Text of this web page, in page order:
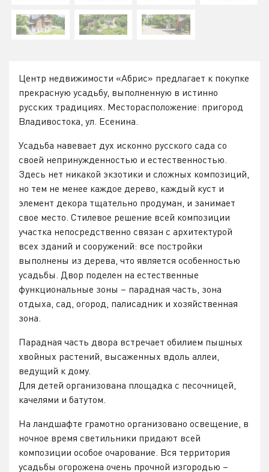
Центр недвижимости «Абрис» предлагает к покупке
прекрасную усадьбу, выполненную в истинно
русских традициях. Месторасположение: пригород
Владивостока, ул. Есенина.
Усадьба навевает дух исконно русского сада со
своей непринужденностью и естественностью.
Здесь нет никакой экзотики и сложных композиций,
но тем не менее каждое дерево, каждый куст и
элемент декора тщательно продуман, и занимает
свое место. Стилевое решение всей композиции
участка непосредственно связан с архитектурой
всех зданий и сооружений: все постройки
выполнены из дерева, что является особенностью
усадьбы. Двор поделен на естественные
функциональные зоны – парадная часть, зона
отдыха, сад, огород, палисадник и хозяйственная
зона.
Парадная часть двора встречает обилием пышных
хвойных растений, высаженных вдоль аллеи,
ведущий к дому.
Для детей организована площадка с песочницей,
качелями и батутом.
На ландшафте грамотно организовано освещение, в
ночное время светильники придают всей
композиции особое очарование. Вся территория
усадьбы огорожена очень прочной изгородью –